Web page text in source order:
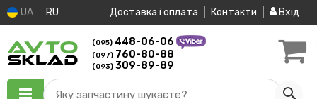
UA RU Доставка і оплата Контакти Вхід
(095) 448-06-06
(097) 760-80-88
(093) 309-89-89
Яку запчастину шукаєте?